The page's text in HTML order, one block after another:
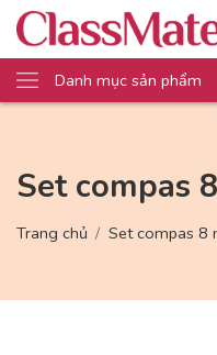
Danh mục sản phẩm
Set compas
Trang chủ Set compas 8